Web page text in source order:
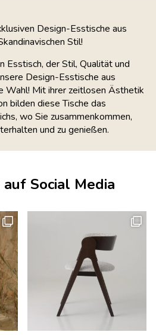
Design-Esstische aus
Stil!
Esstisch, der Stil, Qualität und
Design-Esstische aus
Wahl! Mit ihrer zeitlosen Ästhetik
bilden diese Tische das
wo Sie zusammenkommen,
und zu genießen.
Social Media